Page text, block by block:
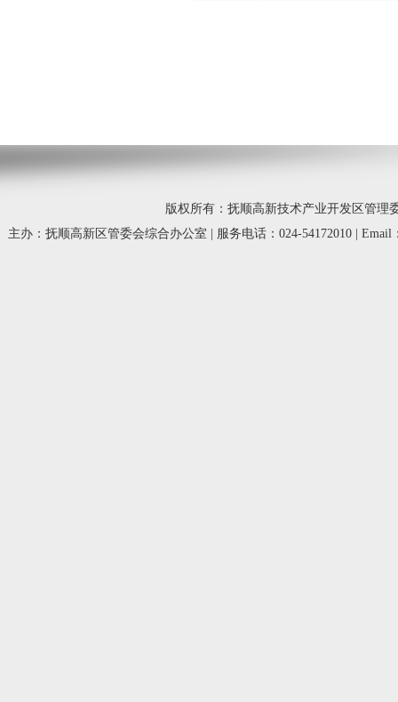
版权所有：抚顺高新技术产业开发区管理
主办：抚顺高新区管委会综合办公室 | 服务电话：024-54172010 | Email